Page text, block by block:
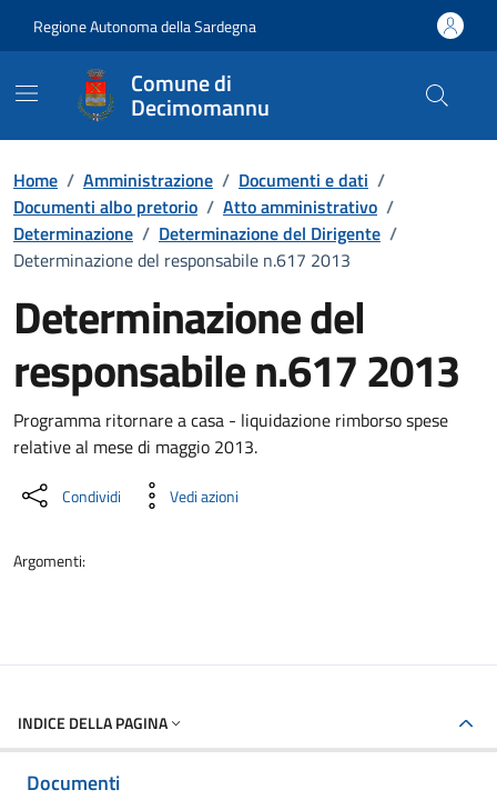
Regione Autonoma della Sardegna
Comune di
Decimomannu
Home / Amministrazione / Documenti e dati /
Documenti albo pretorio / Atto amministrativo /
Determinazione / Determinazione del Dirigente /
Determinazione del responsabile n.617 2013
Determinazione del
responsabile n.617 2013
Dettaglio del documento
Programma ritornare a casa - liquidazione rimborso spese
relative al mese di maggio 2013.
Condividi Vedi azioni
Argomenti:
INDICE DELLA PAGINA
Documenti